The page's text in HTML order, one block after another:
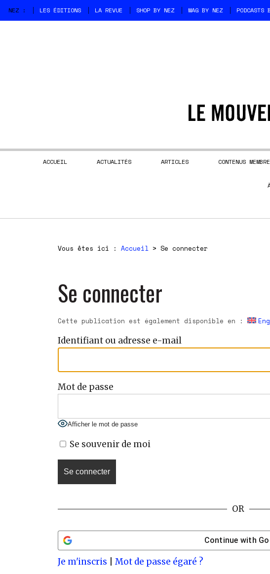
NEZ : LES ÉDITIONS LA REVUE SHOP BY NEZ MAG BY NEZ PODCASTS
ACCUEIL ACTUALITÉS ARTICLES CONTENUS
Vous êtes ici : Accueil > Se connecter
Se connecter
Cette publication est également disponible en :
Identifiant ou adresse e-mail
Mot de passe
Afficher le mot de passe
Se souvenir de moi
OR
Continue with
Je m'inscris Mot de passe égaré ?